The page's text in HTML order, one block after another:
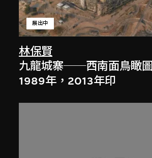
林保賢
展出中
九龍城寨──西南面鳥瞰圖
1989年，2013年印